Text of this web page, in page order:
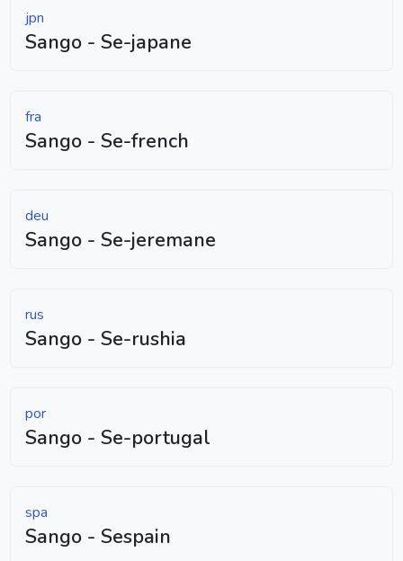
jpn
Sango - Se-japane
fra
Sango - Se-french
deu
Sango - Se-jeremane
rus
Sango - Se-rushia
por
Sango - Se-portugal
spa
Sango - Sespain